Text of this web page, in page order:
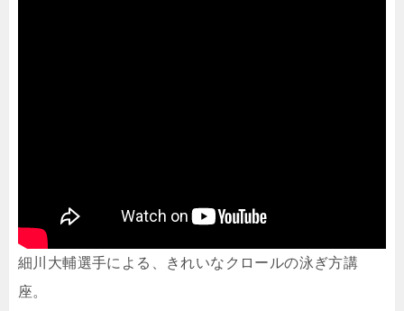
細川大輔選手による、きれいなクロールの泳ぎ方講
座。